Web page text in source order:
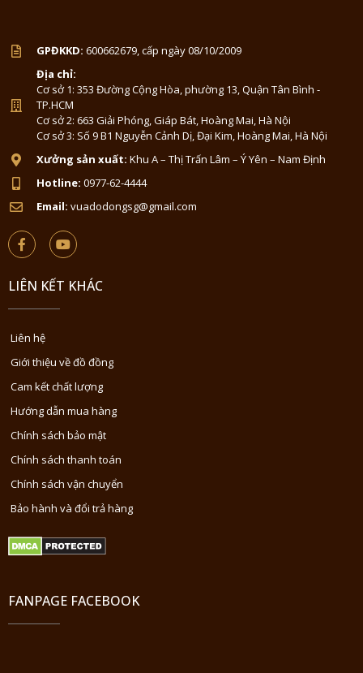
GPĐKKD: 600662679, cấp ngày 08/10/2009
Địa chỉ:
Cơ sở 1: 353 Đường Cộng Hòa, phường 13, Quận Tân Bình -
TP.HCM
Cơ sở 2: 663 Giải Phóng, Giáp Bát, Hoàng Mai, Hà Nội
Cơ sở 3: Số 9 B1 Nguyễn Cảnh Dị, Đại Kim, Hoàng Mai, Hà Nội
Xưởng sản xuất: Khu A – Thị Trấn Lâm – Ý Yên – Nam Định
Hotline: 0977-62-4444
Email: vuadodongsg@gmail.com
LIÊN KẾT KHÁC
Liên hệ
Giới thiệu về đồ đồng
Cam kết chất lượng
Hướng dẫn mua hàng
Chính sách bảo mật
Chính sách thanh toán
Chính sách vận chuyển
Bảo hành và đổi trả hàng
FANPAGE FACEBOOK